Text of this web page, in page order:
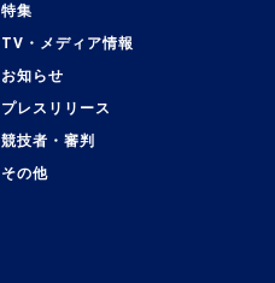
特集
TV・メディア情報
お知らせ
プレスリリース
競技者・審判
その他